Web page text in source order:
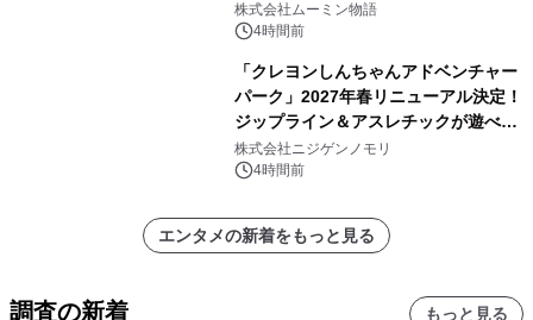
株式会社ムーミン物語
4時間前
「クレヨンしんちゃんアドベンチャー
パーク」2027年春リニューアル決定！
ジップライン＆アスレチックが遊べる
のは今年が最後！ 「ラスト！ドキがム
ネムネ～大作戦！」始動
株式会社ニジゲンノモリ
4時間前
エンタメの新着をもっと見る
調査の新着 もっと見る